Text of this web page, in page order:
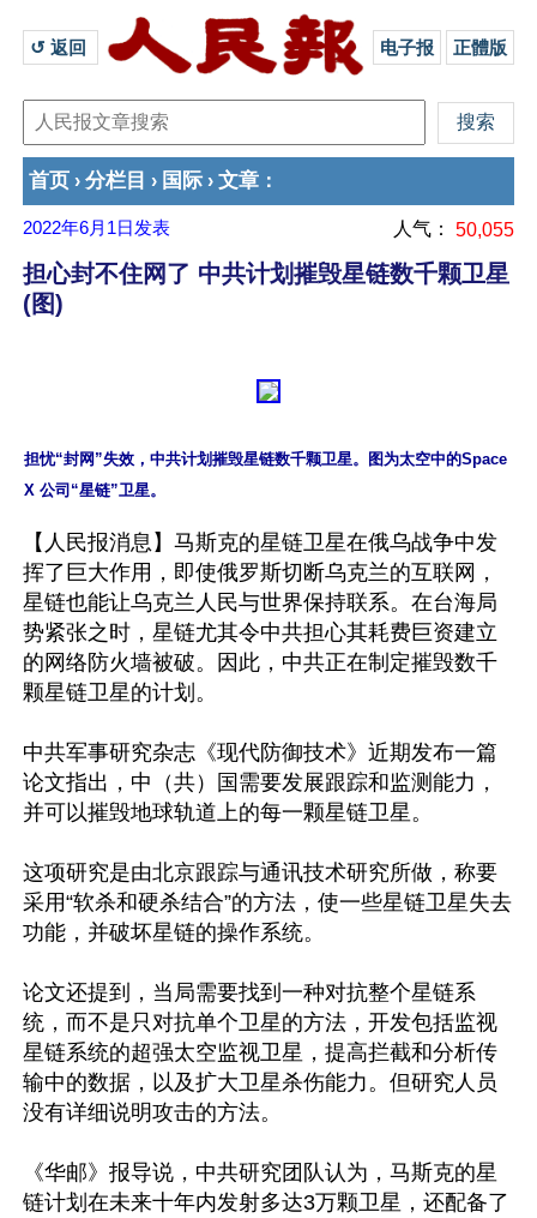
↺ 返回 电子报 正體版
首页 › 分栏目 › 国际 › 文章 ：
2022年6月1日 发表 人气： 50,055
担心封不住网了 中共计划摧毁星链数千颗卫星
(图)
担忧“封网”失效，中共计划摧毁星链数千颗卫星。图为太空中的Space
【人民报消息】马斯克的星链卫星在俄乌战争中发
挥了巨大作用，即使俄罗斯切断乌克兰的互联网，
星链也能让乌克兰人民与世界保持联系。在台海局
势紧张之时，星链尤其令中共担心其耗费巨资建立
的网络防火墙被破。因此，中共正在制定摧毁数千
颗星链卫星的计划。
中共军事研究杂志《现代防御技术》近期发布一篇
论文指出，中（共）国需要发展跟踪和监测能力，
并可以摧毁地球轨道上的每一颗星链卫星。
这项研究是由北京跟踪与通讯技术研究所做，称要
采用“软杀和硬杀结合”的方法，使一些星链卫星失去
功能，并破坏星链的操作系统。
论文还提到，当局需要找到一种对抗整个星链系
统，而不是只对抗单个卫星的方法，开发包括监视
星链系统的超强太空监视卫星，提高拦截和分析传
输中的数据，以及扩大卫星杀伤能力。但研究人员
没有详细说明攻击的方法。
《华邮》报导说，中共研究团队认为，马斯克的星
链计划在未来十年内发射多达3万颗卫星，还配备了